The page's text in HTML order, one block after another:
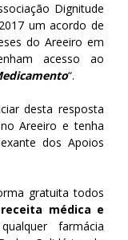
Dignitude
um acordo de
do Areeiro em
acesso ao
“.
desta resposta
Areeiro e tenha
dos Apoios
gratuita todos
médica e
farmácia